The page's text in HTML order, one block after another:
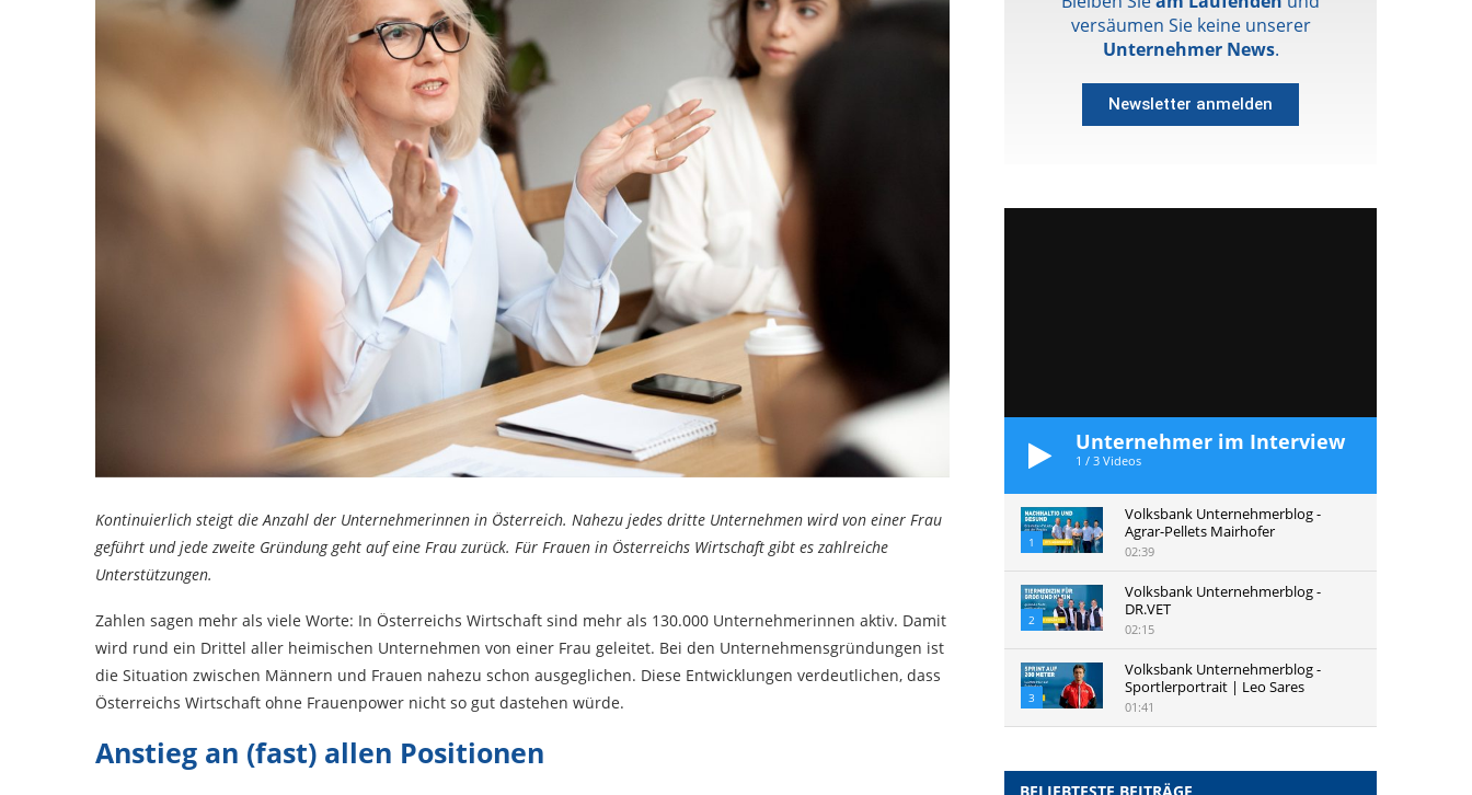
Kontinuierlich steigt die Anzahl der Unternehmerinnen in Österreich. Nahezu jedes dritte Unternehmen wird von einer Frau
geführt und jede zweite Gründung geht auf eine Frau zurück. Für Frauen in Österreichs Wirtschaft gibt es zahlreiche
Unterstützungen.
Zahlen sagen mehr als viele Worte: In Österreichs Wirtschaft sind mehr als 130.000 Unternehmerinnen aktiv. Damit
wird rund ein Drittel aller heimischen Unternehmen von einer Frau geleitet. Bei den Unternehmensgründungen ist
die Situation zwischen Männern und Frauen nahezu schon ausgeglichen. Diese Entwicklungen verdeutlichen, dass
Österreichs Wirtschaft ohne Frauenpower nicht so gut dastehen würde.
Anstieg an (fast) allen Positionen
versäumen Sie keine unserer
Unternehmer News.
Newsletter anmelden
Unternehmer im Interview
1 / 3 Videos
1
Volksbank Unternehmerblog -
Agrar-Pellets Mairhofer
02:39
2
Volksbank Unternehmerblog -
DR.VET
02:15
3
Volksbank Unternehmerblog -
Sportlerportrait | Leo Sares
01:41